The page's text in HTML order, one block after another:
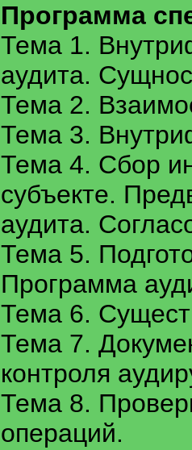
Программа
Тема 1.
аудита.
Тема 2.
Тема 3.
Тема 4. Сбор
субъекте.
аудита.
Тема 5.
Программа
Тема 6.
Тема 7.
контроля
Тема 8.
операций.